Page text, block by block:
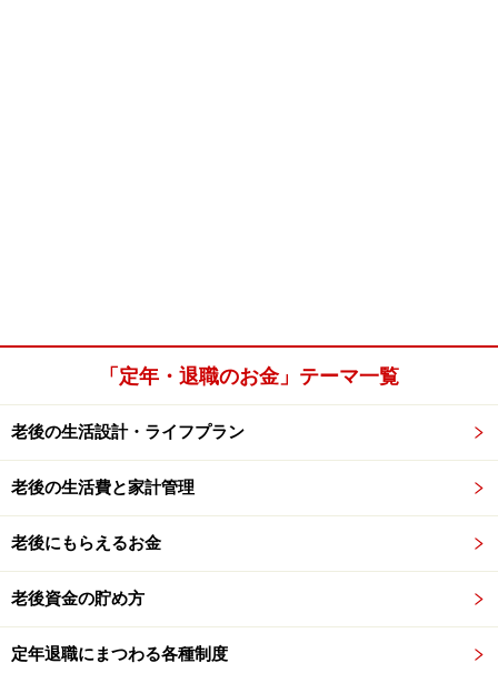
「定年・退職のお金」テーマ一覧
老後の生活設計・ライフプラン
老後の生活費と家計管理
老後にもらえるお金
老後資金の貯め方
定年退職にまつわる各種制度